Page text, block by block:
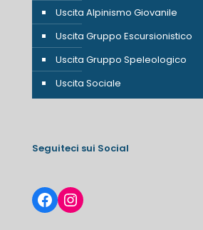
Uscita Alpinismo Giovanile
Uscita Gruppo Escursionistico
Uscita Gruppo Speleologico
Uscita Sociale
Seguiteci sui Social
Facebook
Instagram